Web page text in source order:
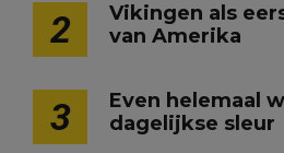
2
Vikingen als
van Amerika
3
Even helemaal
dagelijkse sleur